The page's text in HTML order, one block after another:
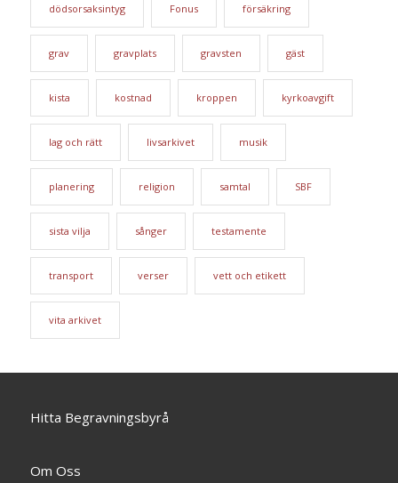
dödsorsaksintyg Fonus försäkring
grav gravplats gravsten gäst
kista kostnad kroppen kyrkoavgift
lag och rätt livsarkivet musik
planering religion samtal SBF
sista vilja sånger testamente
transport verser vett och etikett
vita arkivet
Hitta Begravningsbyrå
Om Oss